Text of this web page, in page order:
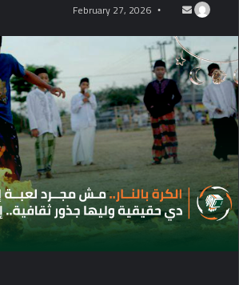
n
d
a
n
e
m
a
l
February 27, 2026